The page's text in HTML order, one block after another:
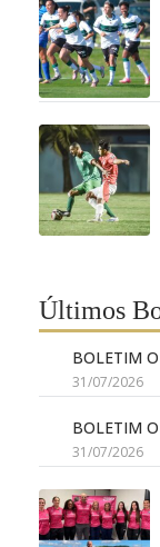
Últimos
BOLETIM
31/07/2026
BOLETIM
31/07/2026